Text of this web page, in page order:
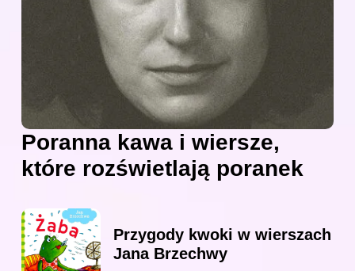
Poranna kawa i wiersze,
które rozświetlają poranek
Przygody kwoki w wierszach
Jana Brzechwy